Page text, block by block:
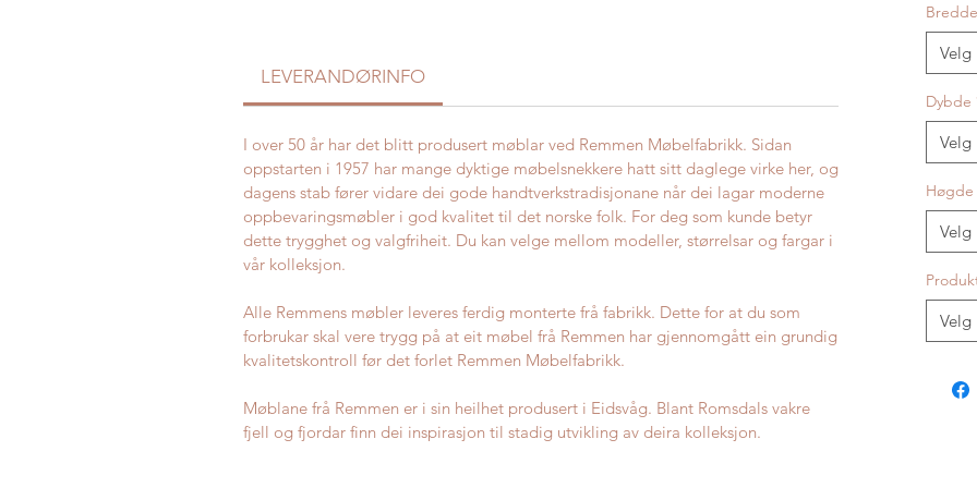
LEVERANDØRINFO
I over 50 år har det blitt produsert møblar ved Remmen Møbelfabrikk. Sidan
oppstarten i 1957 har mange dyktige møbelsnekkere hatt sitt daglege virke her, og
dagens stab fører vidare dei gode handtverkstradisjonane når dei lagar moderne
oppbevaringsmøbler i god kvalitet til det norske folk. For deg som kunde betyr
dette trygghet og valgfriheit. Du kan velge mellom modeller, størrelsar og fargar i
vår kolleksjon.
Alle Remmens møbler leveres ferdig monterte frå fabrikk. Dette for at du som
forbrukar skal vere trygg på at eit møbel frå Remmen har gjennomgått ein grundig
kvalitetskontroll før det forlet Remmen Møbelfabrikk.
Møblane frå Remmen er i sin heilhet produsert i Eidsvåg. Blant Romsdals vakre
fjell og fjordar finn dei inspirasjon til stadig utvikling av deira kolleksjon.
Bredde
Velg
Dybde
Velg
Høgde
Velg
Velg